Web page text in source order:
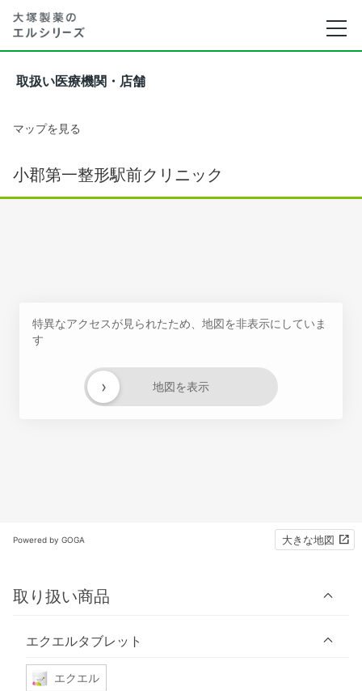
取扱い医療機関・店舗
マップを見る
小郡第一整形駅前クリニック
特異なアクセスが見られたため、地図を非表示にしていま
す
地図を表示
›
Powered by GOGA 大きな地図
取り扱い商品
エクエルタブレット
エクエル